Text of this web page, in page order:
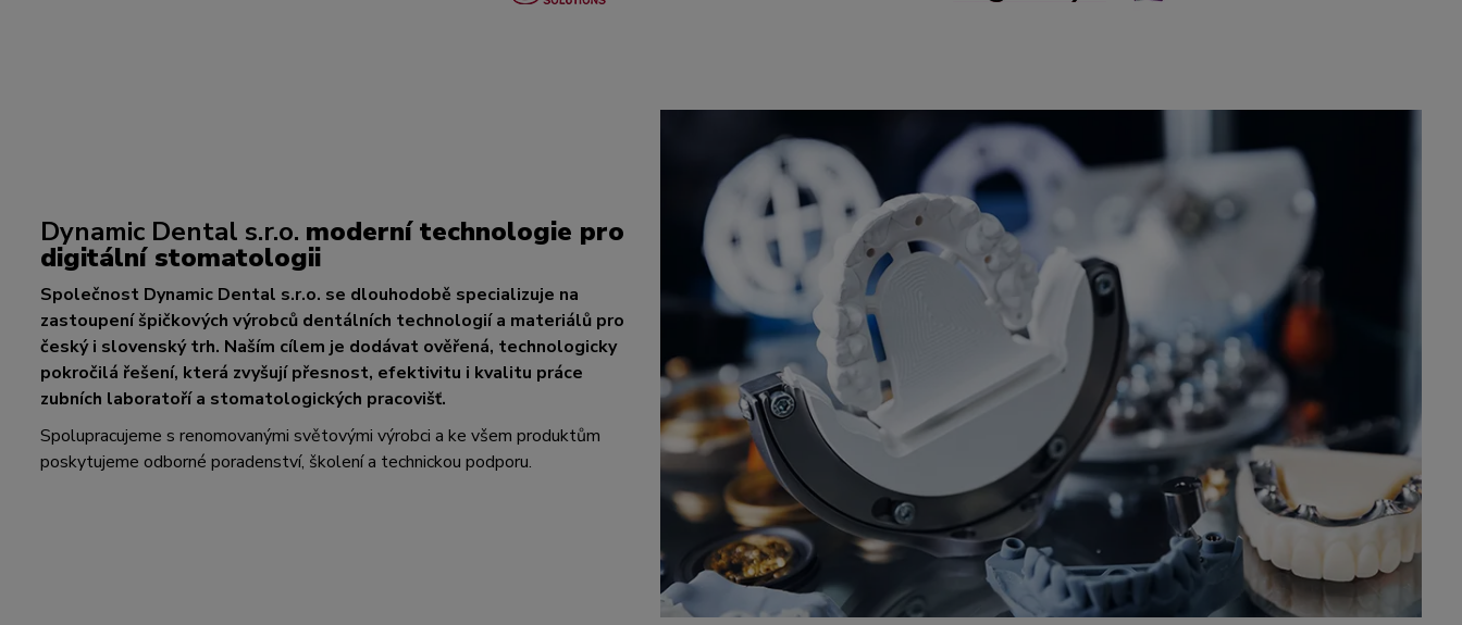
Dynamic Dental s.r.o. moderní technologie pro
digitální stomatologii
Společnost Dynamic Dental s.r.o. se dlouhodobě specializuje na
zastoupení špičkových výrobců dentálních technologií a materiálů pro
český i slovenský trh. Naším cílem je dodávat ověřená, technologicky
pokročilá řešení, která zvyšují přesnost, efektivitu i kvalitu práce
zubních laboratoří a stomatologických pracovišť.
Spolupracujeme s renomovanými světovými výrobci a ke všem produktům
poskytujeme odborné poradenství, školení a technickou podporu.